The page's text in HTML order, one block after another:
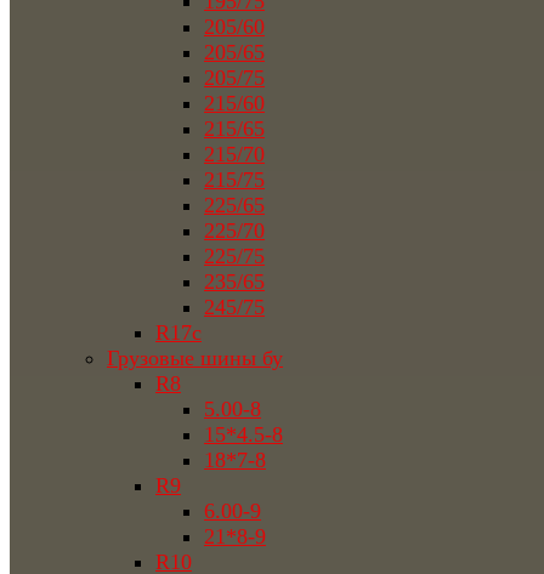
205/60
205/65
205/75
215/60
215/65
215/70
215/75
225/65
225/70
225/75
235/65
245/75
R17c
Грузовые шины бу
R8
5.00-8
15*4.5-8
18*7-8
R9
6.00-9
21*8-9
R10